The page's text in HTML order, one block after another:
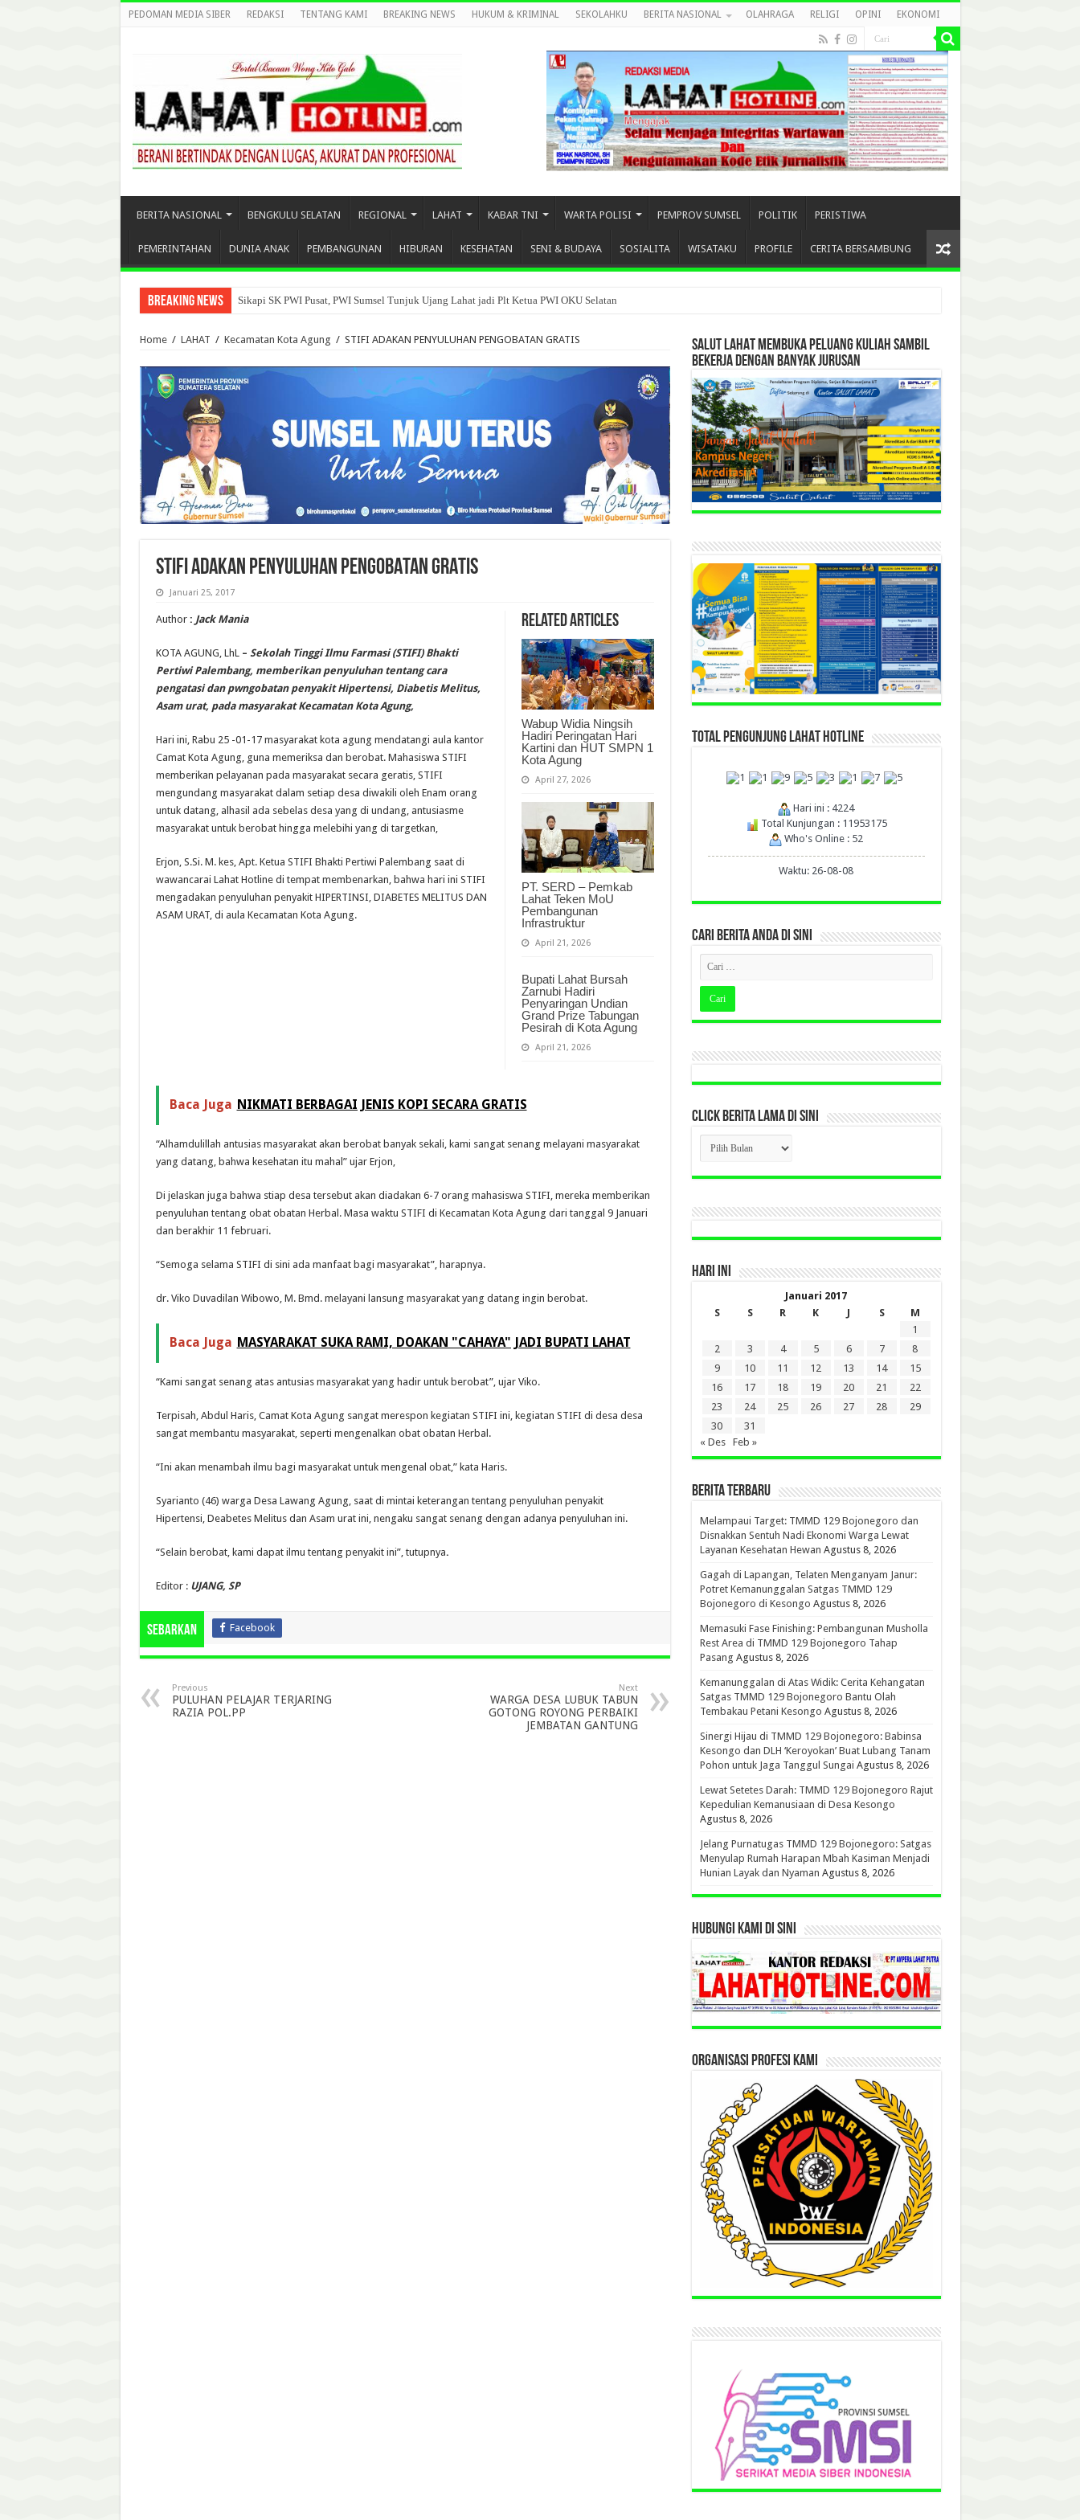
PEDOMAN MEDIA SIBER REDAKSI TENTANG KAMI BREAKING NEWS HUKUM & KRIMINAL SEKOLAHKU BERITA NASIONAL OLAHRAGA RELIGI OPINI EKONOMI
BERITA NASIONAL BENGKULU SELATAN REGIONAL LAHAT KABAR TNI WARTA POLISI PEMPROV SUMSEL POLITIK PERISTIWA
PEMERINTAHAN DUNIA ANAK PEMBANGUNAN HIBURAN KESEHATAN SENI & BUDAYA SOSIALITA WISATAKU PROFILE CERITA BERSAMBUNG
Breaking News Sikapi SK PWI Pusat, PWI Sumsel Tunjuk Ujang Lahat jadi Plt Ketua PWI OKU Selatan
Home / LAHAT / Kecamatan Kota Agung / STIFI ADAKAN PENYULUHAN PENGOBATAN GRATIS
STIFI ADAKAN PENYULUHAN PENGOBATAN GRATIS
Januari 25, 2017
Related Articles
Wabup Widia Ningsih
Hadiri Peringatan Hari
Kartini dan HUT SMPN 1
Kota Agung
April 27, 2026
PT. SERD – Pemkab
Lahat Teken MoU
Pembangunan
Infrastruktur
April 21, 2026
Bupati Lahat Bursah
Zarnubi Hadiri
Penyaringan Undian
Grand Prize Tabungan
Pesirah di Kota Agung
April 21, 2026
Author: Jack Mania
KOTA AGUNG, LhL – Sekolah Tinggi Ilmu Farmasi (STIFI) Bhakti
Pertiwi Palembang, memberikan penyuluhan tentang cara
pengatasi dan pwngobatan penyakit Hipertensi, Diabetis Melitus,
Asam urat, pada masyarakat Kecamatan Kota Agung,
Hari ini, Rabu 25 -01-17 masyarakat kota agung mendatangi aula kantor
Camat Kota Agung, guna memeriksa dan berobat. Mahasiswa STIFI
memberikan pelayanan pada masyarakat secara geratis, STIFI
mengundang masyarakat dalam setiap desa diwakili oleh Enam orang
untuk datang, alhasil ada sebelas desa yang di undang, antusiasme
masyarakat untuk berobat hingga melebihi yang di targetkan,
Erjon, S.Si. M. kes, Apt. Ketua STIFI Bhakti Pertiwi Palembang saat di
wawancarai Lahat Hotline di tempat membenarkan, bahwa hari ini STIFI
mengadakan penyuluhan penyakit HIPERTINSI, DIABETES MELITUS DAN
ASAM URAT, di aula Kecamatan Kota Agung.
Baca Juga NIKMATI BERBAGAI JENIS KOPI SECARA GRATIS
“Alhamdulillah antusias masyarakat akan berobat banyak sekali, kami sangat senang melayani masyarakat
yang datang, bahwa kesehatan itu mahal” ujar Erjon,
Di jelaskan juga bahwa stiap desa tersebut akan diadakan 6-7 orang mahasiswa STIFI, mereka memberikan
penyuluhan tentang obat obatan Herbal. Masa waktu STIFI di Kecamatan Kota Agung dari tanggal 9 Januari
dan berakhir 11 februari.
“Semoga selama STIFI di sini ada manfaat bagi masyarakat”, harapnya.
dr. Viko Duvadilan Wibowo, M. Bmd. melayani lansung masyarakat yang datang ingin berobat.
Baca Juga MASYARAKAT SUKA RAMI, DOAKAN "CAHAYA" JADI BUPATI LAHAT
“Kami sangat senang atas antusias masyarakat yang hadir untuk berobat”, ujar Viko.
Terpisah, Abdul Haris, Camat Kota Agung sangat merespon kegiatan STIFI ini, kegiatan STIFI di desa desa
sangat membantu masyarakat, seperti mengenalkan obat obatan Herbal.
“Ini akan menambah ilmu bagi masyarakat untuk mengenal obat,” kata Haris.
Syarianto (46) warga Desa Lawang Agung, saat di mintai keterangan tentang penyuluhan penyakit
Hipertensi, Deabetes Melitus dan Asam urat ini, nengaku sangat senang dengan adanya penyuluhan ini.
“Selain berobat, kami dapat ilmu tentang penyakit ini”, tutupnya.
Editor : UJANG, SP
Sebarkan Facebook
Previous
PULUHAN PELAJAR TERJARING
RAZIA POL.PP
Next
WARGA DESA LUBUK TABUN
GOTONG ROYONG PERBAIKI
JEMBATAN GANTUNG
SALUT LAHAT MEMBUKA PELUANG KULIAH SAMBIL
BEKERJA DENGAN BANYAK JURUSAN
TOTAL PENGUNJUNG LAHAT HOTLINE
Hari ini : 4224
Total Kunjungan : 11953175
Who's Online : 52
Waktu: 26-08-08
CARI BERITA ANDA DI SINI
CLICK BERITA LAMA DI SINI
CLICK
BERITA
LAMA
DI
HARI INI
Januari 2017
S
S R K J S
M
1
2
3 4 5 6 7
8
9
10 11 12 13 14
15
16
17 18 19 20 21
22
23
24 25 26 27 28
29
30
31
« Des
Feb »
BERITA TERBARU
Melampaui Target: TMMD 129 Bojonegoro dan
Disnakkan Sentuh Nadi Ekonomi Warga Lewat
Layanan Kesehatan Hewan Agustus 8, 2026
Gagah di Lapangan, Telaten Menganyam Janur:
Potret Kemanunggalan Satgas TMMD 129
Bojonegoro di Kesongo Agustus 8, 2026
Memasuki Fase Finishing: Pembangunan Musholla
Rest Area di TMMD 129 Bojonegoro Tahap
Pasang Agustus 8, 2026
Kemanunggalan di Atas Widik: Cerita Kehangatan
Satgas TMMD 129 Bojonegoro Bantu Olah
Tembakau Petani Kesongo Agustus 8, 2026
Sinergi Hijau di TMMD 129 Bojonegoro: Babinsa
Kesongo dan DLH ‘Keroyokan’ Buat Lubang Tanam
Pohon untuk Jaga Tanggul Sungai Agustus 8, 2026
Lewat Setetes Darah: TMMD 129 Bojonegoro Rajut
Kepedulian Kemanusiaan di Desa Kesongo
Agustus 8, 2026
Jelang Purnatugas TMMD 129 Bojonegoro: Satgas
Menyulap Rumah Harapan Mbah Kasiman Menjadi
Hunian Layak dan Nyaman Agustus 8, 2026
HUBUNGI KAMI DI SINI
ORGANISASI PROFESI KAMI